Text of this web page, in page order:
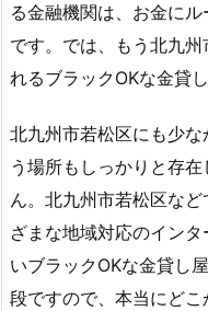
る金融機関は、お金に
です。では、もう北九
れるブラックOKな金貸
北九州市若松区にも少
う場所もしっかりと存
ん。北九州市若松区な
ざまな地域対応のイン
いブラックOKな金貸し
段ですので、本当にどこ